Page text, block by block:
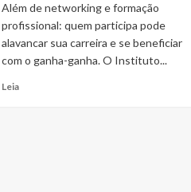
Além de networking e formação
profissional: quem participa pode
alavancar sua carreira e se beneficiar
com o ganha-ganha. O Instituto...
Leia